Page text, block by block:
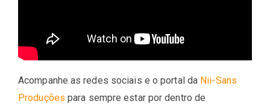
Acompanhe as redes sociais e o portal da Nii-Sans
Produções para sempre estar por dentro de